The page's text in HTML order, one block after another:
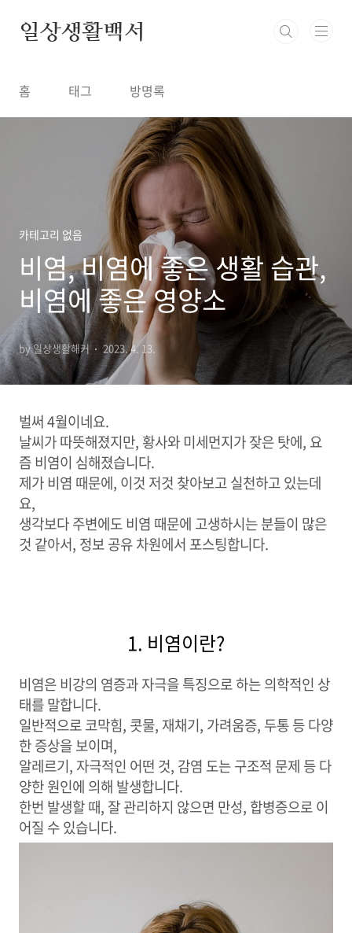
일상생활백서
홈 태그 방명록
카테고리 없음
비염, 비염에 좋은 생활 습관,
비염에 좋은 영양소
by 일상생활해커 2023. 4. 13.
벌써 4월이네요.
날씨가 따뜻해졌지만, 황사와 미세먼지가 잦은 탓에, 요
즘 비염이 심해졌습니다.
제가 비염 때문에, 이것 저것 찾아보고 실천하고 있는데
요,
생각보다 주변에도 비염 때문에 고생하시는 분들이 많은
것 같아서, 정보 공유 차원에서 포스팅합니다.
1. 비염이란?
비염은 비강의 염증과 자극을 특징으로 하는 의학적인 상
태를 말합니다.
일반적으로 코막힘, 콧물, 재채기, 가려움증, 두통 등 다양
한 증상을 보이며,
알레르기, 자극적인 어떤 것, 감염 도는 구조적 문제 등 다
양한 원인에 의해 발생합니다.
한번 발생할 때, 잘 관리하지 않으면 만성, 합병증으로 이
어질 수 있습니다.